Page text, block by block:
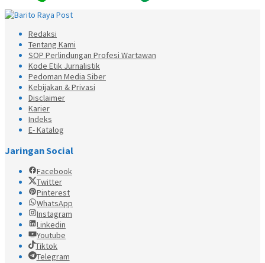
Redaksi
Tentang Kami
SOP Perlindungan Profesi Wartawan
Kode Etik Jurnalistik
Pedoman Media Siber
Kebijakan & Privasi
Disclaimer
Karier
Indeks
E- Katalog
Jaringan Social
Facebook
Twitter
Pinterest
WhatsApp
Instagram
Linkedin
Youtube
Tiktok
Telegram